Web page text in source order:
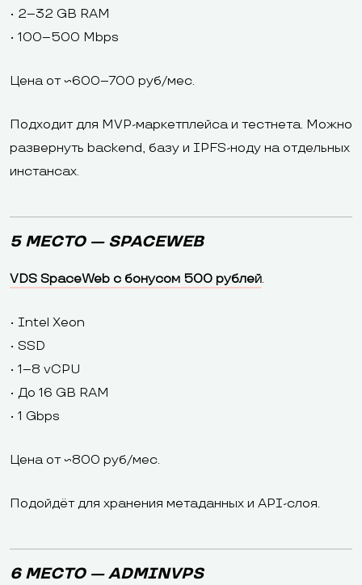
• 2–32 GB RAM
• 100–500 Mbps
Цена от ~600–700 руб/мес.
Подходит для MVP-маркетплейса и тестнета. Можно
развернуть backend, базу и IPFS-ноду на отдельных
инстансах.
5 МЕСТО — SPACEWEB
VDS SpaceWeb с бонусом 500 рублей.
• Intel Xeon
• SSD
• 1–8 vCPU
• До 16 GB RAM
• 1 Gbps
Цена от ~800 руб/мес.
Подойдёт для хранения метаданных и API-слоя.
6 МЕСТО — ADMINVPS